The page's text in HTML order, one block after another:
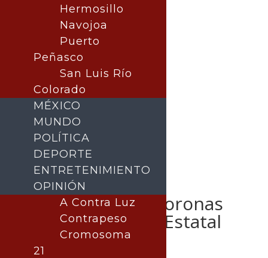
Entregarán las coronas
de la Olimpiada Estatal
de Beisbol
Hermosillo
Navojoa
Puerto
Peñasco
San Luis Río
Colorado
MÉXICO
MUNDO
POLÍTICA
DEPORTE
ENTRETENIMIENTO
OPINIÓN
A Contra Luz
Contrapeso
Cromosoma
21